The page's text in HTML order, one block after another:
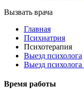
Вызвать врача
Главная
Психиатрия
Психотерапия
Выезд психолога
Выезд
Время работы